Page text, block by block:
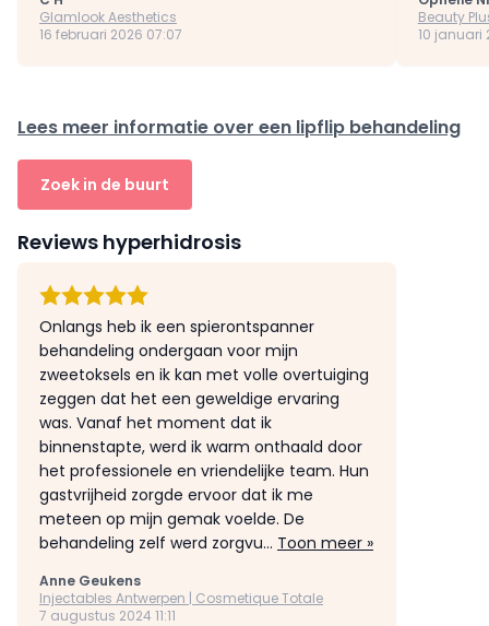
Glamlook Aesthetics
16 februari 2026 07:07
Beauty
10 januari
Lees meer informatie over een lipflip behandeling
Zoek in de buurt
Reviews hyperhidrosis
Onlangs heb ik een spierontspanner
behandeling ondergaan voor mijn
zweetoksels en ik kan met volle overtuiging
zeggen dat het een geweldige ervaring
was. Vanaf het moment dat ik
binnenstapte, werd ik warm onthaald door
het professionele en vriendelijke team. Hun
gastvrijheid zorgde ervoor dat ik me
meteen op mijn gemak voelde. De
behandeling zelf werd zorgvu... Toon meer »
Anne Geukens
Injectables Antwerpen | Cosmetique Totale
7 augustus 2024 11:11